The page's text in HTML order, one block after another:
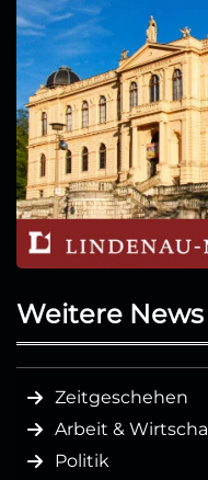
Weitere
Zeitgeschehen
Arbeit &
Politik